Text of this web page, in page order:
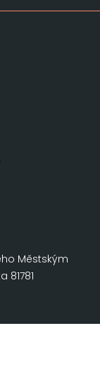
Městským
81781